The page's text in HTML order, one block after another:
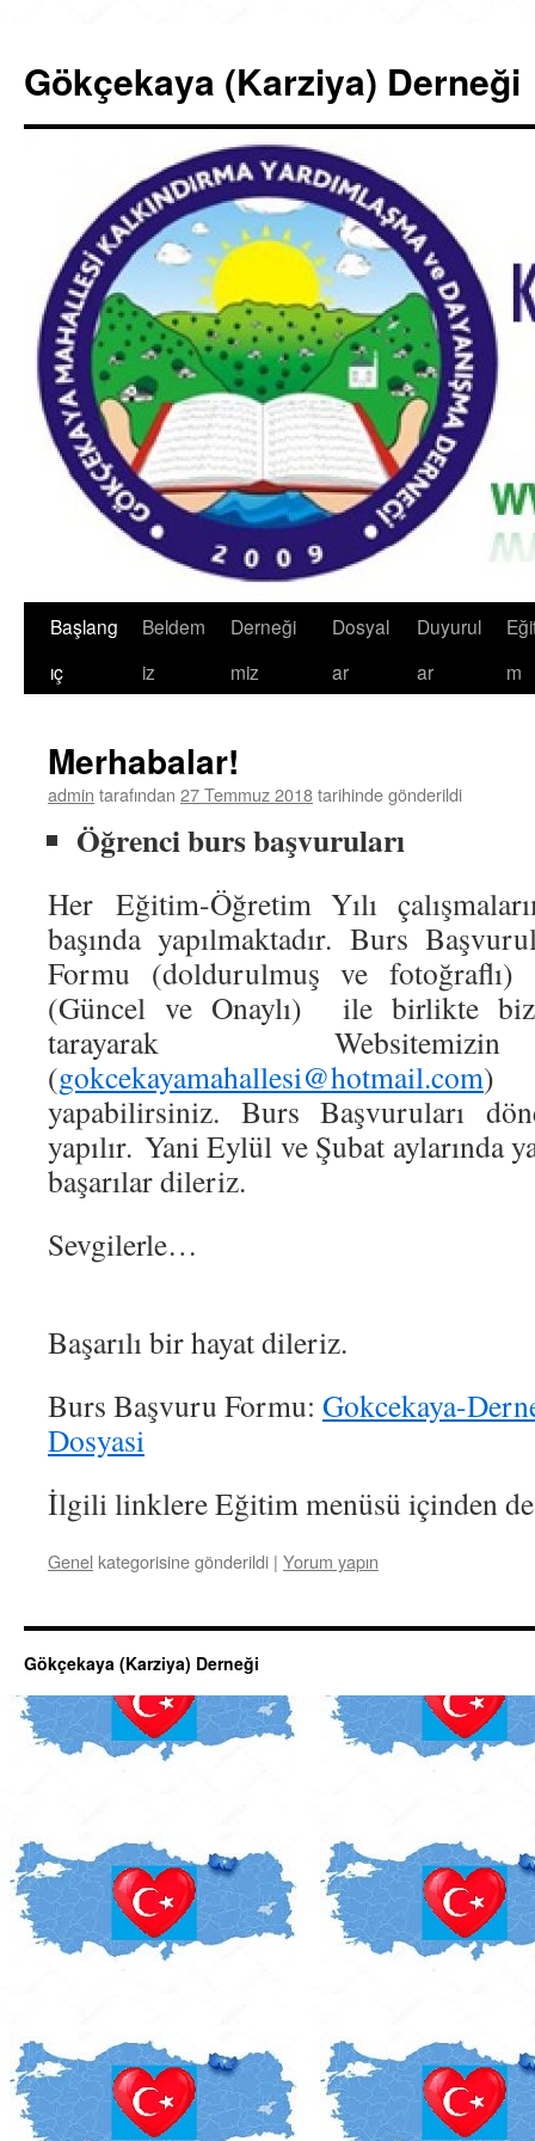
Gökçekaya (Karziya) Derneği
Başlang
ıç
Beldem
iz
Derneği
miz
Dosyal
ar
Duyurul
ar
m
Merhabalar!
admin tarafından 27 Temmuz 2018tarihinde gönderildi
Öğrenci burs başvuruları
Her Eğitim-Öğretim Yılı
başında yapılmaktadır. Burs
Formu (doldurulmuş ve
(Güncel ve Onaylı) ile birlikte
tarayarak
(gokcekayamahallesi@hotmail.com)
yapabilirsiniz. Burs Başvuruları
yapılır. Yani Eylül ve Şubat aylarında
başarılar dileriz.
Başarılı bir hayat dileriz.
Burs Başvuru Formu: Gokcekaya-
Dosyasi
İlgili linklere Eğitim menüsü içinden
Genel kategorisine gönderildi | Yorum yapın
Gökçekaya (Karziya) Derneği